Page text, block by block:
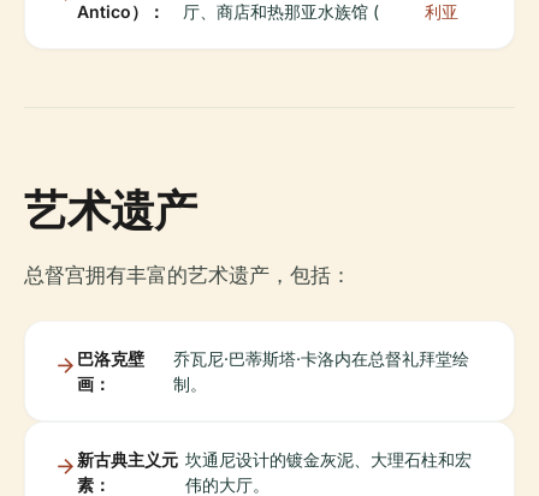
Antico）：
厅、商店和热那亚水族馆 (
利亚
艺术遗产
总督宫拥有丰富的艺术遗产，包括：
巴洛克壁
画：
乔瓦尼·巴蒂斯塔·卡洛内在总督礼拜堂绘
制。
新古典主义元
素：
坎通尼设计的镀金灰泥、大理石柱和宏
伟的大厅。